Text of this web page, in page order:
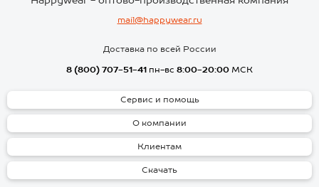
mail@happywear.ru
Доставка по всей России
8 (800) 707-51-41 пн-вс 8:00-20:00 МСК
Сервис и помощь
О компании
Клиентам
Скачать